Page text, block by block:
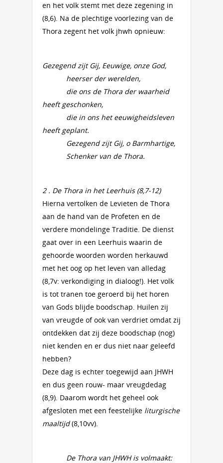
en het volk stemt met deze zegening in
(8,6). Na de plechtige voorlezing van de
Thora zegent het volk jhwh opnieuw:
Gezegend zijt Gij, Eeuwige, onze God,
heerser der werelden,
die ons de Thora der waarheid
heeft geschonken,
die in ons het eeuwigheidsleven
heeft geplant.
Gezegend zijt Gij, o Barmhartige,
Schenker van de Thora.
2 . De Thora in het Leerhuis (8,7-12)
Hierna vertolken de Levieten de Thora
aan de hand van de Profeten en de
verdere mondelinge Traditie. De dienst
gaat over in een Leerhuis waarin de
gehoorde woorden worden herkauwd
met het oog op het leven van alledag
(8,7v: verkondiging in dialoog!). Het volk
is tot tranen toe geroerd bij het horen
van Gods blijde boodschap. Huilen zij
van vreugde of ook van verdriet omdat zij
ontdekken dat zij deze boodschap (nog)
niet kenden en er dus niet naar geleefd
hebben?
Deze dag is echter toegewijd aan JHWH
en dus geen rouw- maar vreugdedag
(8,9). Daarom wordt het geheel ook
afgesloten met een feestelijke liturgische
maaltijd(8,10vv).
De Thora van JHWH is volmaakt: